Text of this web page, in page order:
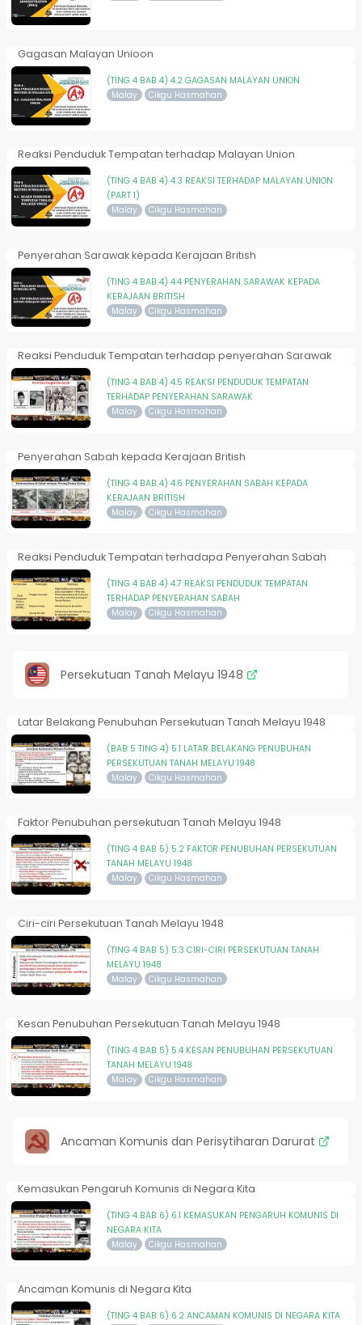
Gagasan Malayan Unioon
(TING 4 BAB 4) 4.2 GAGASAN MALAYAN UNION
Malay Cikgu Hasmahan
Reaksi Penduduk Tempatan terhadap Malayan Union
(TING 4 BAB 4) 4.3 REAKSI TERHADAP MALAYAN UNION
(PART 1)
Malay Cikgu Hasmahan
Penyerahan Sarawak kepada Kerajaan British
(TING 4 BAB 4) 4.4 PENYERAHAN SARAWAK KEPADA
KERAJAAN BRITISH
Malay Cikgu Hasmahan
Reaksi Penduduk Tempatan terhadap penyerahan Sarawak
(TING 4 BAB 4) 4.5 REAKSI PENDUDUK TEMPATAN
TERHADAP PENYERAHAN SARAWAK
Malay Cikgu Hasmahan
Penyerahan Sabah kepada Kerajaan British
(TING 4 BAB 4) 4.6 PENYERAHAN SABAH KEPADA
KERAJAAN BRITISH
Malay Cikgu Hasmahan
Reaksi Penduduk Tempatan terhadapa Penyerahan Sabah
(TING 4 BAB 4) 4.7 REAKSI PENDUDUK TEMPATAN
TERHADAP PENYERAHAN SABAH
Malay Cikgu Hasmahan
Persekutuan Tanah Melayu 1948
Latar Belakang Penubuhan Persekutuan Tanah Melayu 1948
(BAB 5 TING 4) 5.1 LATAR BELAKANG PENUBUHAN
PERSEKUTUAN TANAH MELAYU 1948
Malay Cikgu Hasmahan
Faktor Penubuhan persekutuan Tanah Melayu 1948
(TING 4 BAB 5) 5.2 FAKTOR PENUBUHAN PERSEKUTUAN
TANAH MELAYU 1948
Malay Cikgu Hasmahan
Ciri-ciri Persekutuan Tanah Melayu 1948
(TING 4 BAB 5) 5.3 CIRI-CIRI PERSEKUTUAN TANAH
MELAYU 1948
Malay Cikgu Hasmahan
Kesan Penubuhan Persekutuan Tanah Melayu 1948
(TING 4 BAB 5) 5.4 KESAN PENUBUHAN PERSEKUTUAN
TANAH MELAYU 1948
Malay Cikgu Hasmahan
Ancaman Komunis dan Perisytiharan Darurat
Kemasukan Pengaruh Komunis di Negara Kita
(TING 4 BAB 6) 6.1 KEMASUKAN PENGARUH KOMUNIS DI
NEGARA KITA
Malay Cikgu Hasmahan
Ancaman Komunis di Negara Kita
(TING 4 BAB 6) 6.2 ANCAMAN KOMUNIS DI NEGARA KITA